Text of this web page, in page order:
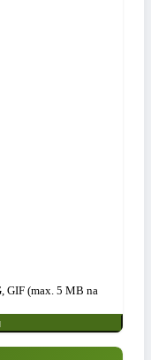
GIF (max. 5 MB na